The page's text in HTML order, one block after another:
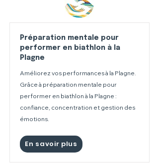
Préparation mentale pour
performer en biathlon à la
Plagne
Améliorez vos performances à la Plagne.
Grâce à préparation mentale pour
performer en biathlon à la Plagne :
confiance, concentration et gestion des
émotions.
En savoir plus